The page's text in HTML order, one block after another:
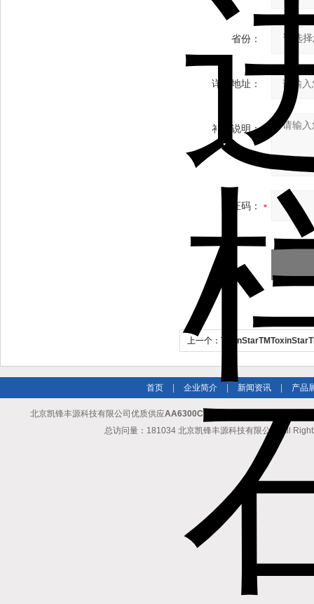
省份：
详细地址：
补充说明：
验证码：
上一个：
首页 企业简介 新闻资讯 产品
北京凯锋丰源科技有限公司优质供应AA6300C二手岛津AA6300C自动进样
总访问量：181034 北京凯锋丰源科技有限公司 All